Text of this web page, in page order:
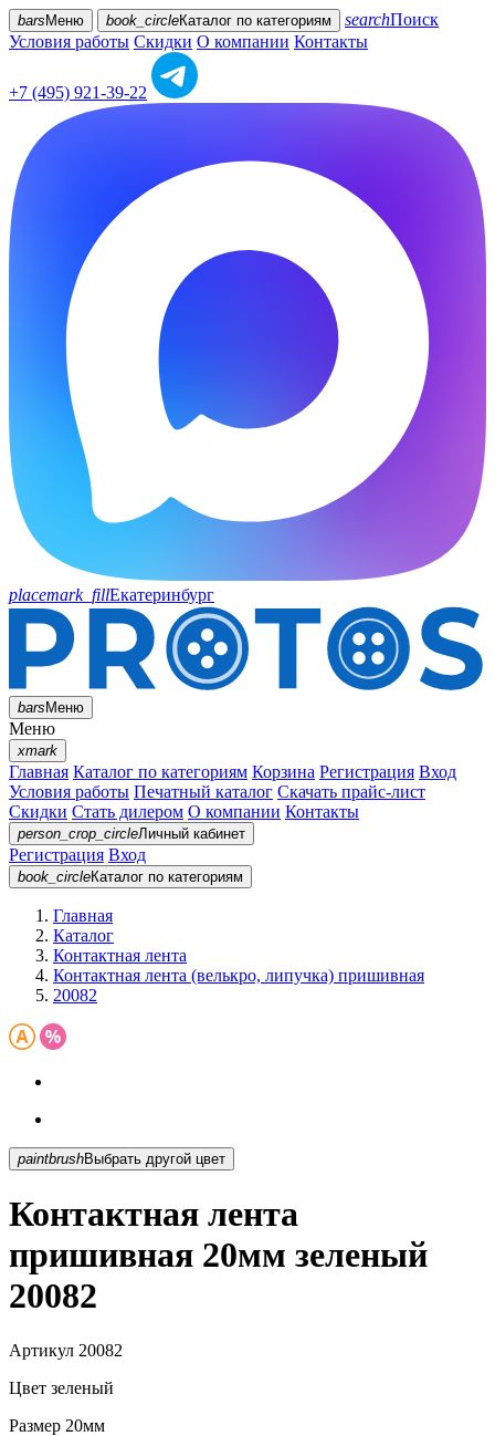
bars Меню book_circleКаталог по категориям searchПоиск
Условия работы Скидки О компании Контакты
+7 (495) 921-39-22
placemark_fillЕкатеринбург
barsМеню
Меню
xmark
Главная Каталог по категориям Корзина Регистрация Вход
Условия работы Печатный каталог Скачать прайс-лист
Скидки Стать дилером О компании Контакты
person_crop_circleЛичный кабинет
Регистрация Вход
book_circleКаталог по категориям
Главная
Каталог
Контактная лента
Контактная лента (велькро, липучка) пришивная
20082
paintbrush Выбрать другой цвет
Контактная лента
пришивная 20мм зеленый
20082
Артикул 20082
Цвет зеленый
Размер 20мм